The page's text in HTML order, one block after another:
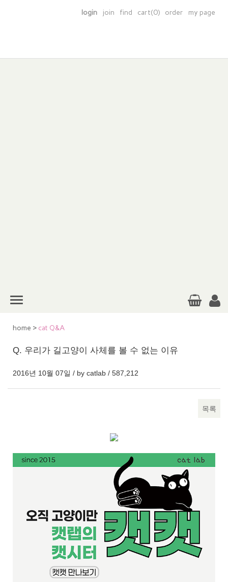
login join find cart(0) order my page
home > cat Q&A
Q. 우리가 길고양이 사체를 볼 수 없는 이유
2016년 10월 07일 / by catlab / 587,212
목록